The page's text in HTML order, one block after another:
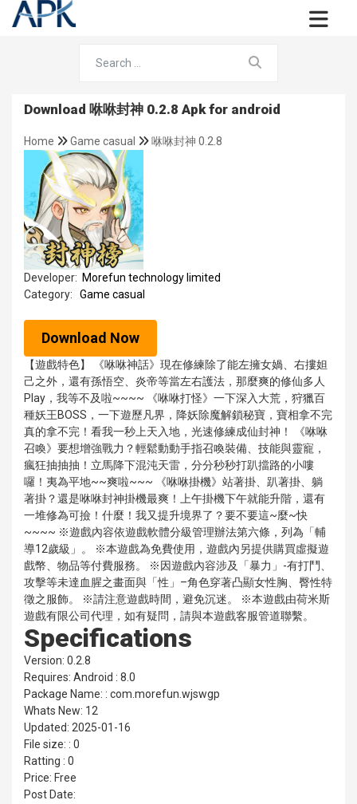
Download 咻咻封神 0.2.8 Apk for android
Home Game casual 咻咻封神 0.2.8
Developer: Morefun technology limited
Category:
Game casual
Download Now
【遊戲特色】 《咻咻神話》現在修練除了能左擁女媧、右摟妲
己之外，還有孫悟空、炎帝等當左右護法，那麼爽的修仙多人
Play，我等不及啦~~~~ 《咻咻打怪》一下深入大荒，狩獵百
種妖王BOSS，一下遊歷凡界，降妖除魔解鎖秘寶，寶相拿不完
真的拿不完！看我一秒上天入地，光速修練成仙封神！ 《咻咻
召喚》要想增強戰力？輕鬆動動手指召喚裝備、技能與靈寵，
瘋狂抽抽抽！立馬降下混沌天雷，分分秒秒打趴擋路的小嘍
囉！夷為平地~~爽啦~~~ 《咻咻掛機》站著掛、趴著掛、躺
著掛？還是咻咻封神掛機最爽！上午掛機下午就能升階，還有
一堆修為可撿！什麼！我又提升境界了？要不要這~麼~快
~~~~ ※遊戲內容依遊戲軟體分級管理辦法第六條，列為「輔
導12歲級」。 ※本遊戲為免費使用，遊戲內另提供購買虛擬遊
戲幣、物品等付費服務。 ※因遊戲內容涉及「暴力」-有打鬥、
攻擊等未達血腥之畫面與「性」–角色穿著凸顯女性胸、臀性特
徵之服飾。 ※請注意遊戲時間，避免沉迷。 ※本遊戲由荷米斯
遊戲有限公司代理，如有疑問，請與本遊戲客服管道聯繫。
Specifications
Version: 0.2.8
Requires: Android : 8.0
Package Name: : com.morefun.wjswgp
Whats New: 12
Updated: 2025-01-16
File size: : 0
Ratting : 0
Price: Free
Post Date: